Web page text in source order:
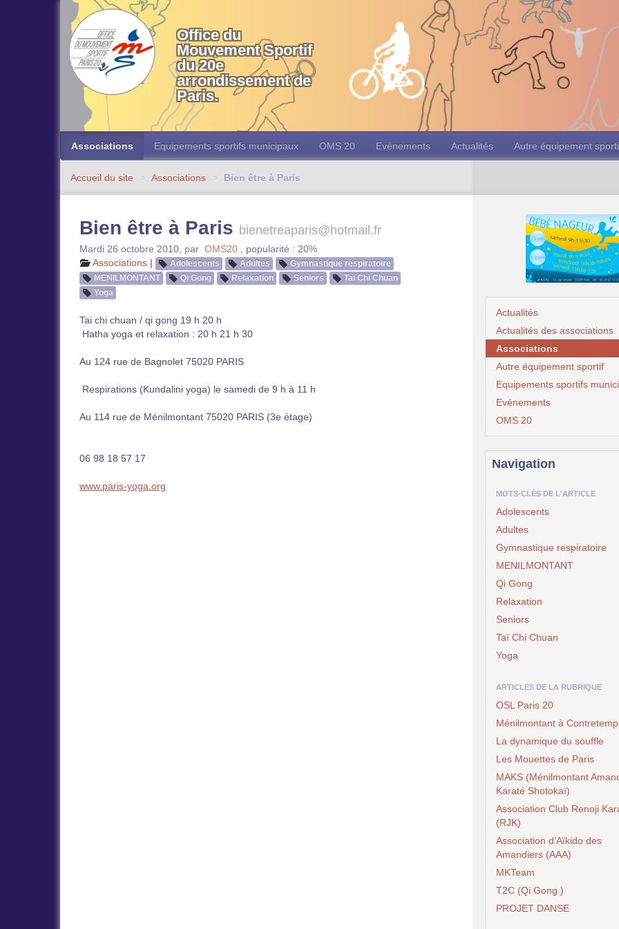
Office du
Mouvement Sportif
du 20e
arrondissement de
Paris.
Associations Equipements sportifs municipaux OMS 20 Evénements Actualités Autre équipement
Accueil du site > Associations > Bien être à Paris
Bien être à Paris bienetreaparis@hotmail.fr
Mardi 26 octobre 2010 par OMS20
popularité : 20%
Associations | Adolescents Adultes
Gymnastique respiratoire
MENILMONTANT
Qi Gong Relaxation Seniors
Taï Chi Chuan
Yoga
Tai chi chuan / qi gong 19 h 20 h
Hatha yoga et relaxation : 20 h 21 h 30
Au 124 rue de Bagnolet 75020 PARIS
Respirations (Kundalini yoga) le samedi de 9 h à 11 h
Au 114 rue de Ménilmontant 75020 PARIS (3e étage)
06 98 18 57 17
www.paris-yoga.org
Actualités
Actualités des associations
Associations
Autre équipement sportif
Equipements sportifs
Evénements
OMS 20
Navigation
MOTS-CLÉS DE L'ARTICLE
Adolescents
Adultes
Gymnastique respiratoire
MENILMONTANT
Qi Gong
Relaxation
Seniors
Taï Chi Chuan
Yoga
ARTICLES DE LA RUBRIQUE
OSL Paris 20
Ménilmontant à
La dynamique du souffle
Les Mouettes de Paris
MAKS (Ménilmontant
Karaté Shotokaï)
Association Club Renoji
(RJK)
Association d’Aïkido des
Amandiers (AAA)
MKTeam
T2C (Qi Gong )
PROJET DANSE